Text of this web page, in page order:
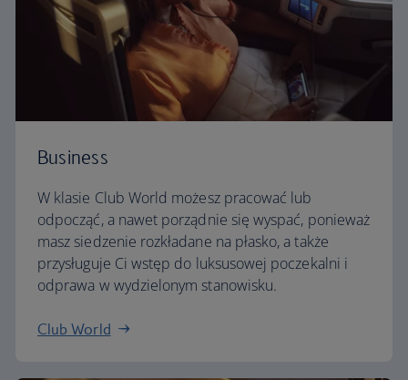
Business
W klasie Club World możesz pracować lub
odpocząć, a nawet porządnie się wyspać, ponieważ
masz siedzenie rozkładane na płasko, a także
przysługuje Ci wstęp do luksusowej poczekalni i
odprawa w wydzielonym stanowisku.
Club World